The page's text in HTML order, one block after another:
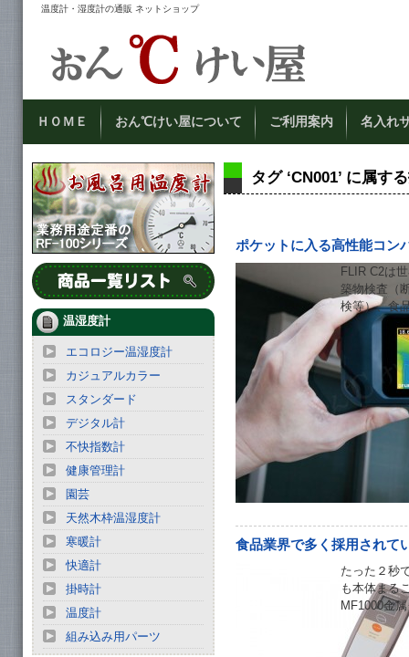
温度計・湿度計の通販 ネットショップ
ＨＯＭＥ おん℃けい屋について ご利用案内 名入れ
タグ ‘CN001’ に属す
ポケットに入る高性能コン
FLIR C2は
築物検査（
検等）、食
食品業界で多く採用されて
たった２秒
も本体まる
MF1000金
温湿度計
エコロジー温湿度計
カジュアルカラー
スタンダード
デジタル計
不快指数計
健康管理計
園芸
天然木枠温湿度計
寒暖計
快適計
掛時計
温度計
組み込み用パーツ